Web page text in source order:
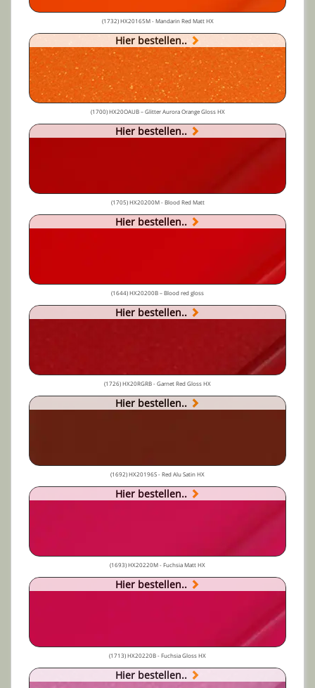
(1732) HX20165M - Mandarin Red Matt HX
Hier bestellen..
(1700) HX20OAUB – Glitter Aurora Orange Gloss HX
Hier bestellen..
(1705) HX20200M - Blood Red Matt
Hier bestellen..
(1644) HX20200B – Blood red gloss
Hier bestellen..
(1726) HX20RGRB - Garnet Red Gloss HX
Hier bestellen..
(1692) HX20196S - Red Alu Satin HX
Hier bestellen..
(1693) HX20220M - Fuchsia Matt HX
Hier bestellen..
(1713) HX20220B - Fuchsia Gloss HX
Hier bestellen..